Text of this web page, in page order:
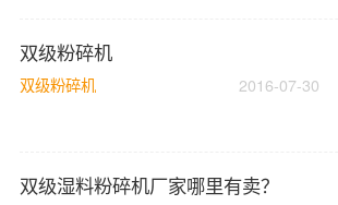
双级粉碎机
双级粉碎机 2016-07-30
双级湿料粉碎机厂家哪里有卖？